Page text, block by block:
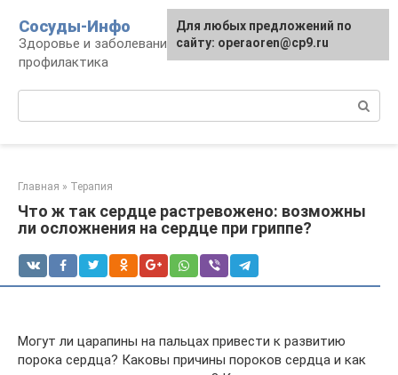
контенту
Сосуды-Инфо
Здоровье и заболевания сосудов и сердца,
профилактика
Главная » Терапия
Что ж так сердце растревожено: возможны
ли осложнения на сердце при гриппе?
Могут ли царапины на пальцах привести к развитию
порока сердца? Каковы причины пороков сердца и как
Для любых предложений по
сайту: operaoren@cp9.ru